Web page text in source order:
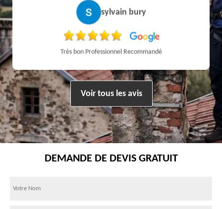
sylvain bury
Très bon Professionnel Recommandé
Voir tous les avis
DEMANDE DE DEVIS GRATUIT